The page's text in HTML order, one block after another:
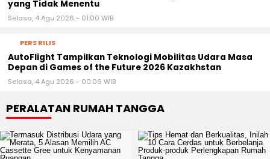
yang Tidak Menentu
Selasa, 4 Agu 2026 - 01:00 WIB
PERS RILIS
AutoFlight Tampilkan Teknologi Mobilitas Udara Masa
Depan di Games of the Future 2026 Kazakhstan
Selasa, 4 Agu 2026 - 00:06 WIB
PERALATAN RUMAH TANGGA